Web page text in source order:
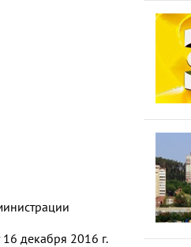
декабря 2016 г.